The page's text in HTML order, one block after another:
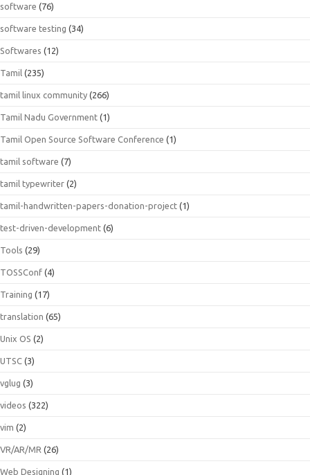
software (76)
software testing (34)
Softwares (12)
Tamil (235)
tamil linux community (266)
Tamil Nadu Government (1)
Tamil Open Source Software Conference (1)
tamil software (7)
tamil typewriter (2)
tamil-handwritten-papers-donation-project (1)
test-driven-development (6)
Tools (29)
TOSSConf (4)
Training (17)
translation (65)
Unix OS (2)
UTSC (3)
vglug (3)
videos (322)
vim (2)
VR/AR/MR (26)
Web Designing (1)